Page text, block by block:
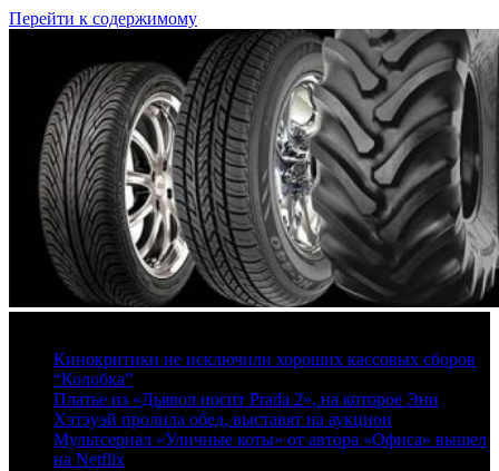
Перейти к содержимому
Кинокритики не исключили хороших кассовых сборов
“Колобка”
Платье из «Дьявол носит Prada 2», на которое Энн
Хэтэуэй пролила обед, выставят на аукцион
Мультсериал «Уличные коты» от автора «Офиса» вышел
на Netflix